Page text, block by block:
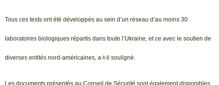
Tous ces tests ont été développés au sein d’un réseau d’au moins 30
laboratoires biologiques répartis dans toute l’Ukraine, et ce avec le soutien de
diverses entités nord-américaines, a-t-il souligné.
Les documents présentés au Conseil de Sécurité sont également disponibles